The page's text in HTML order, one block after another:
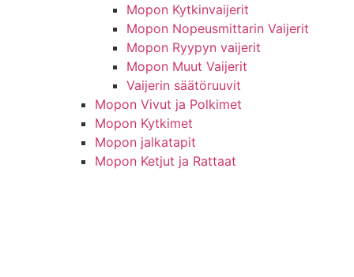
Mopon Kytkinvaijerit
Mopon Nopeusmittarin Vaijerit
Mopon Ryypyn vaijerit
Mopon Muut Vaijerit
Vaijerin säätöruuvit
Mopon Vivut ja Polkimet
Mopon Kytkimet
Mopon jalkatapit
Mopon Ketjut ja Rattaat